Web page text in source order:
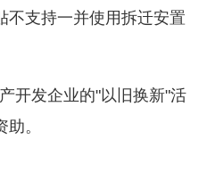
不支持一并使用拆迁安置
开发企业的"以旧换新"活
。